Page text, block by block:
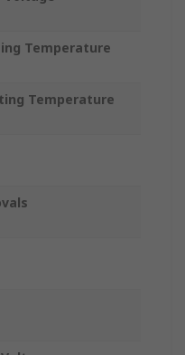
Temperature
Temperature